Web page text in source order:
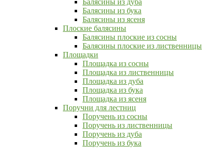
Балясины из бука
Балясины из ясеня
Плоские балясины
Балясины плоские из сосны
Балясины плоские из лиственницы
Площадки
Площадка из сосны
Площадка из лиственницы
Площадка из дуба
Площадка из бука
Площадка из ясеня
Поручни для лестниц
Поручень из сосны
Поручень из лиственницы
Поручень из дуба
Поручень из бука